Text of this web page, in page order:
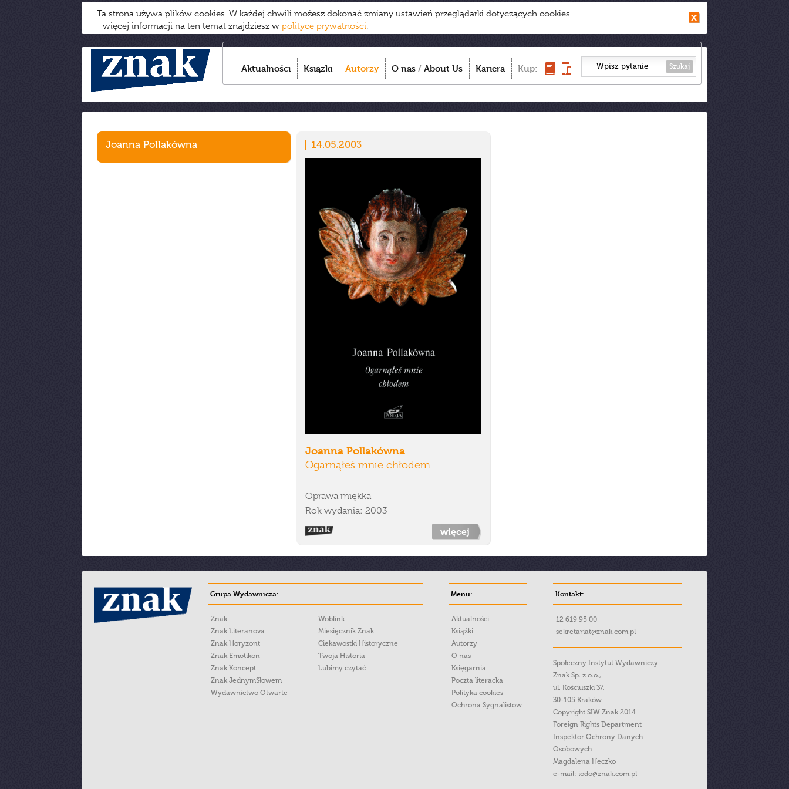
Ta strona używa plików cookies. W każdej chwili możesz dokonać zmiany ustawień przeglądarki dotyczących cookies
- więcej informacji na ten temat znajdziesz w polityce prywatności.
Aktualności Książki Autorzy O nas / About Us Kariera Kup: Szukaj
Joanna Pollakówna 14.05.2003
Joanna Pollakówna
Ogarnąłeś mnie chłodem
Oprawa miękka
Rok wydania: 2003
więcej
Grupa Wydawnicza:
Znak
Znak Literanova
Znak Horyzont
Znak Emotikon
Znak Koncept
Znak JednymSłowem
Wydawnictwo Otwarte
Woblink
Miesięcznik Znak
Ciekawostki Historyczne
Twoja Historia
Lubimy czytać
Menu:
Aktualności
Książki
Autorzy
O nas
Księgarnia
Poczta literacka
Polityka cookies
Ochrona Sygnalistow
Kontakt:
12 619 95 00
sekretariat@znak.com.pl
Społeczny Instytut Wydawniczy
Znak Sp. z o.o.,
ul. Kościuszki 37,
30-105 Kraków
Copyright SIW Znak 2014
Foreign Rights Department
Inspektor Ochrony Danych
Osobowych
Magdalena Heczko
e-mail: iodo@znak.com.pl